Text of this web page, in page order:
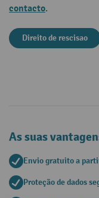
contacto.
Direito de rescisao
As suas
Envio gratuito a
Proteção de dados